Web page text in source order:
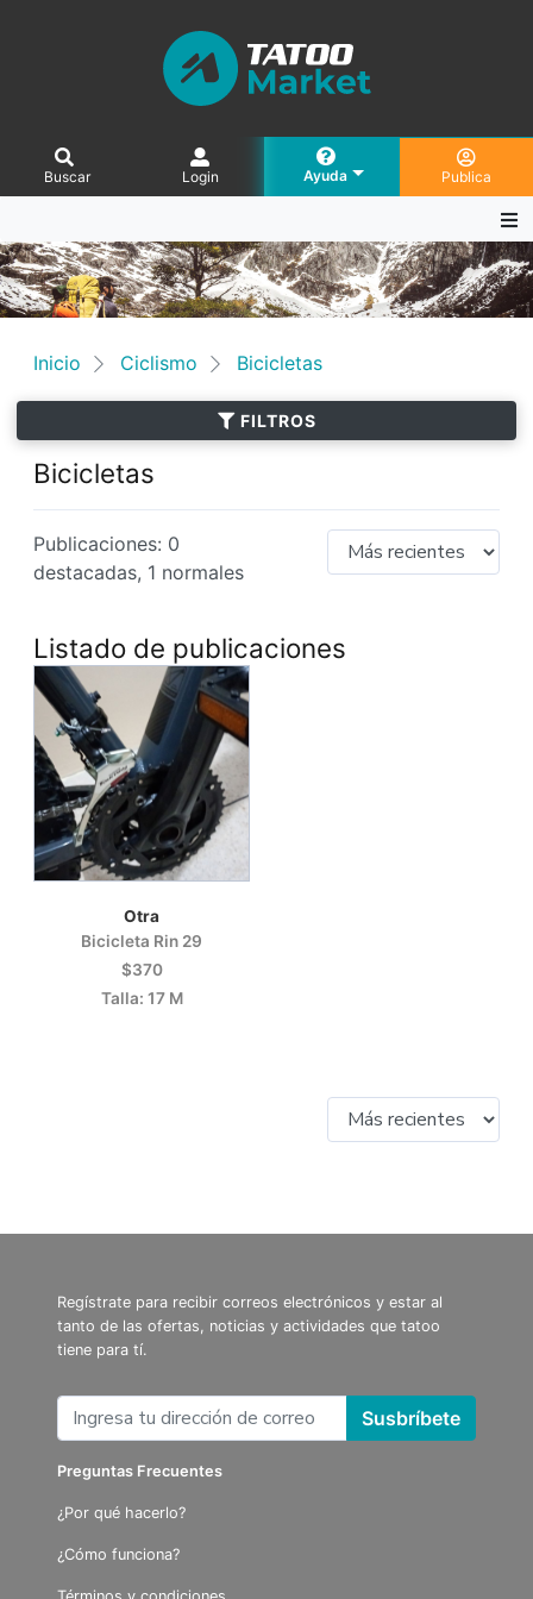
Buscar Login Ayuda Publica
Inicio Ciclismo Bicicletas
FILTROS
Bicicletas
Publicaciones: 0
destacadas, 1 normales
Listado de publicaciones
Otra
Bicicleta Rin 29
$370
Talla: 17 M
Regístrate para recibir correos electrónicos y estar al
tanto de las ofertas, noticias y actividades que tatoo
tiene para tí.
Susbríbete
Preguntas Frecuentes
¿Por qué hacerlo?
¿Cómo funciona?